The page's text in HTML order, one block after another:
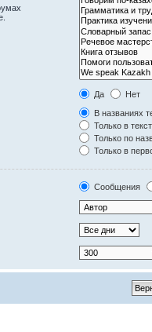
Да
Нет
В названиях
Только в
Только по
Только в
Сообщения